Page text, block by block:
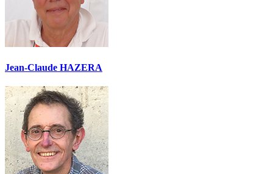
Jean-Claude HAZERA